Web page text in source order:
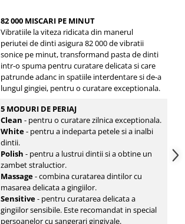
82 000 MISCARI PE MINUT
Vibratiile la viteza ridicata din manerul
periutei de dinti asigura 82 000 de vibratii
sonice pe minut, transformand pasta de dinti
intr-o spuma pentru curatare delicata si care
patrunde adanc in spatiile interdentare si de-a
lungul gingiei, pentru o curatare exceptionala.
5 MODURI DE PERIAJ
Clean - pentru o curatare zilnica exceptionala.
White- pentru a indeparta petele si a inalbi
dintii.
Polish - pentru a lustrui dintii si a obtine un
zambet straluctior.
Massage- combina curatarea dintilor cu
masarea delicata a gingiilor.
Sensitive- pentru curatarea delicata a
gingiilor sensibile. Este recomandat in special
persoanelor cu sangerari gingivale.